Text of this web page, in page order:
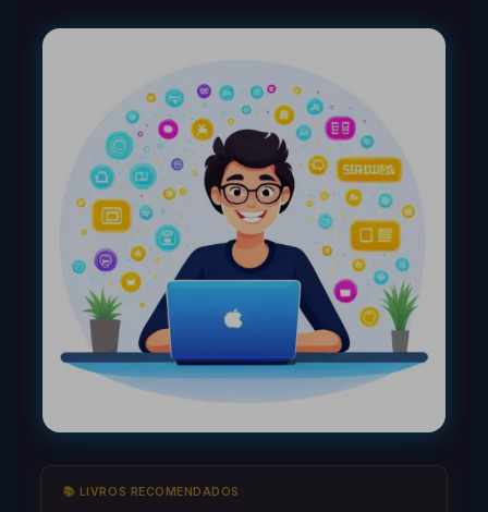
📚 LIVROS RECOMENDADOS